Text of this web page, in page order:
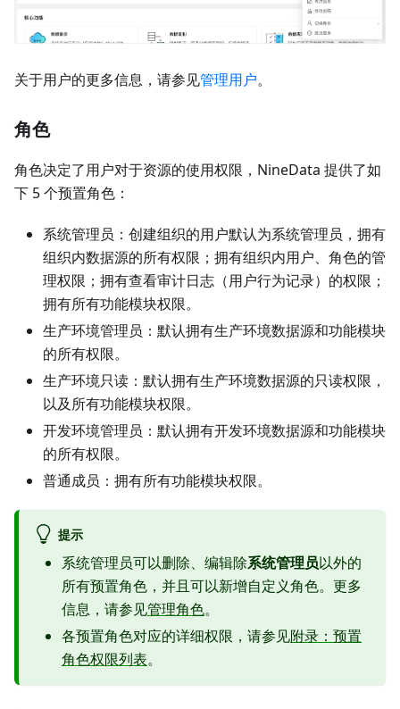
关于用户的更多信息，请参见管理用户。
角色
角色决定了用户对于资源的使用权限，NineData 提供了如
下 5 个预置角色：
系统管理员：创建组织的用户默认为系统管理员，拥有
组织内数据源的所有权限；拥有组织内用户、角色的管
理权限；拥有查看审计日志（用户行为记录）的权限；
拥有所有功能模块权限。
生产环境管理员：默认拥有生产环境数据源和功能模块
的所有权限。
生产环境只读：默认拥有生产环境数据源的只读权限，
以及所有功能模块权限。
开发环境管理员：默认拥有开发环境数据源和功能模块
的所有权限。
普通成员：拥有所有功能模块权限。
提示
系统管理员可以删除、编辑除系统管理员以外的
所有预置角色，并且可以新增自定义角色。更多
信息，请参见管理角色。
各预置角色对应的详细权限，请参见附录：预置
角色权限列表。